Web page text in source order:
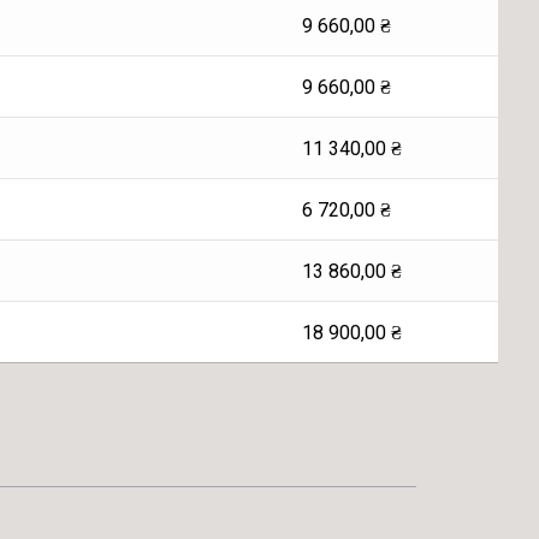
9 660,00 ₴
9 660,00 ₴
11 340,00 ₴
6 720,00 ₴
13 860,00 ₴
18 900,00 ₴